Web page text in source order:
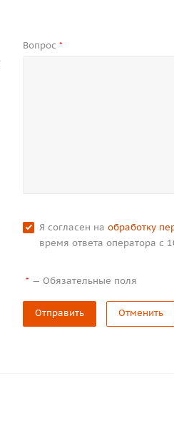
Вопрос*
Я согласен наобработку
время ответа оператора с
* —Обязательные поля
Отправить Отменить